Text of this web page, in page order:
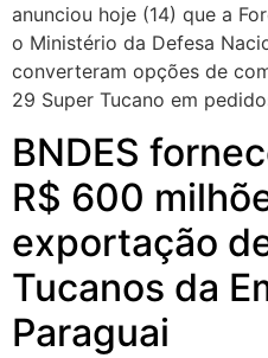
anunciou hoje (14) que a
o Ministério da Defesa
converteram opções de
29 Super Tucano em
BNDES
R$ 600
exportação
Tucanos da
Paraguai